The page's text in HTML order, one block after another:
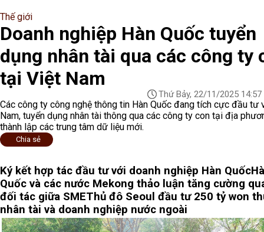
Thế giới
Doanh nghiệp Hàn Quốc tuyển
dụng nhân tài qua các công ty
tại Việt Nam
Thứ Bảy, 22/11/2025 14:57
Các công ty công nghệ thông tin Hàn Quốc đang tích cực đầu tư
Nam, tuyển dụng nhân tài thông qua các công ty con tại địa
thành lập các trung tâm dữ liệu mới.
Chia sẻ
Ký kết hợp tác đầu tư với doanh nghiệp Hàn Quốc
Quốc và các nước Mekong thảo luận tăng cường
đối tác giữa SMEThủ đô Seoul đầu tư 250 tỷ won
nhân tài và doanh nghiệp nước ngoài